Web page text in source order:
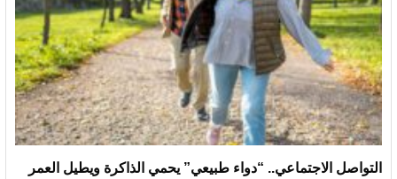
التواصل الاجتماعي.. “دواء طبيعي” يحمي الذاكرة ويطيل العمر